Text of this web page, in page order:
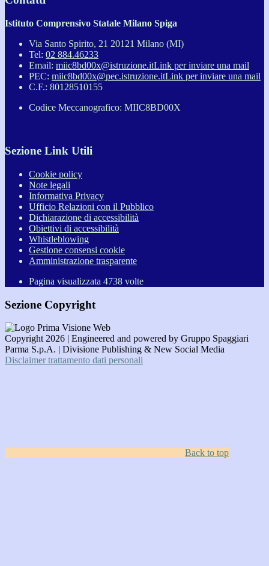
Istituto Comprensivo Statale Milano Spiga
Via Santo Spirito, 21 20121 Milano (MI)
Tel: 02 884.46233
Email: miic8bd00x@istruzione.itLink per inviare una mail
PEC: miic8bd00x@pec.istruzione.itLink per inviare una mail
C.F.: 80128510155
Codice Meccanografico: MIIC8BD00X
Sezione Link Utili
Cookie policy
Note legali
Informativa Privacy
Ufficio Relazioni con il Pubblico
Dichiarazione di accessibilità
Obiettivi di accessibilità
Whistleblowing
Gestione consensi cookie
Amministrazione trasparente
Pagina visualizzata 4738 volte
Sezione Copyright
Copyright 2026 | Engineered and powered by Gruppo Spaggiari
Parma S.p.A. | Divisione Publishing & New Social Media
Disclaimer trattamento dati personali
Back to top